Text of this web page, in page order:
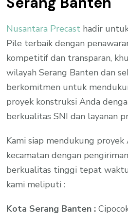
Nusantara Precast hadir
Pile terbaik dengan
kompetitif dan transparan,
wilayah Serang Banten dan
berkomitmen untuk
proyek konstruksi Anda
berkualitas SNI dan layanan
Kami siap mendukung
kecamatan dengan
berkualitas tinggi tepat
kami meliputi :
Kota Serang Banten :